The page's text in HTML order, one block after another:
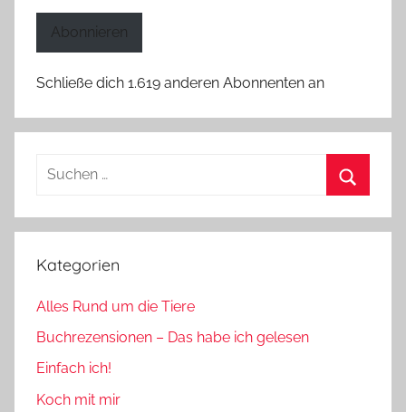
Abonnieren
Schließe dich 1.619 anderen Abonnenten an
Suchen
Kategorien
Alles Rund um die Tiere
Buchrezensionen – Das habe ich gelesen
Einfach ich!
Koch mit mir